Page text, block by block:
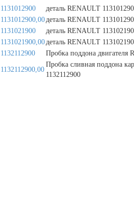
1131012900
деталь RENAULT
1131012900,00деталь RENAULT
1131021900
деталь RENAULT
1131021900,00деталь RENAULT
1132112900
Пробка поддона двигателя
1132112900,00
Пробка сливная поддона
1132112900